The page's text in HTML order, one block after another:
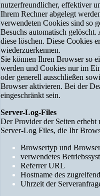
nutzerfreundlicher, effektiver
Ihrem Rechner abgelegt
verwendeten Cookies sind so
Besuchs automatisch
diese löschen. Diese Cookies
wiederzuerkennen.
Sie können Ihren Browser so
werden und Cookies nur im
oder generell ausschließen
Browser aktivieren. Bei der
eingeschränkt sein.
Server-Log-Files
Der Provider der Seiten erhebt
Server-Log Files, die Ihr
Browsertyp und
verwendetes
Referrer URL
Hostname des
Uhrzeit der